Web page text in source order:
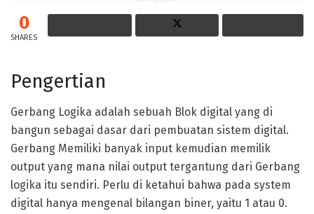
0
SHARES
Pengertian
Gerbang Logika adalah sebuah Blok digital yang di
bangun sebagai dasar dari pembuatan sistem digital.
Gerbang Memiliki banyak input kemudian memilik
output yang mana nilai output tergantung dari Gerbang
logika itu sendiri. Perlu di ketahui bahwa pada system
digital hanya mengenal bilangan biner, yaitu 1 atau 0.